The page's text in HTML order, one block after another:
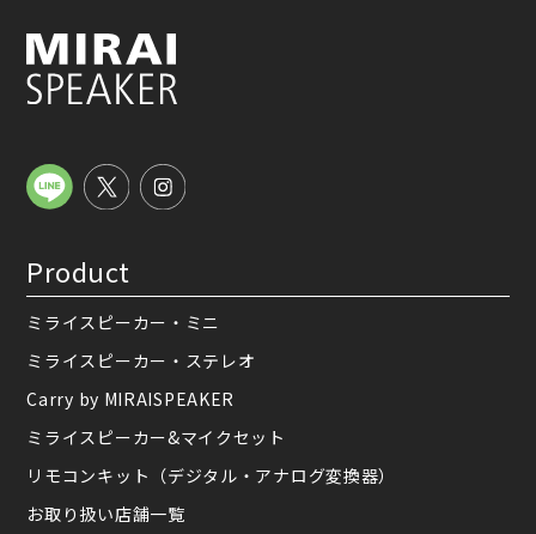
Product
ミライスピーカー・ミニ
ミライスピーカー・ステレオ
Carry by MIRAISPEAKER
ミライスピーカー&マイクセット
リモコンキット（デジタル・アナログ変換器）
お取り扱い店舗一覧